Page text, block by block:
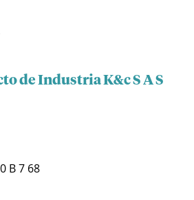
de Industria K&c S A S
B 7 68